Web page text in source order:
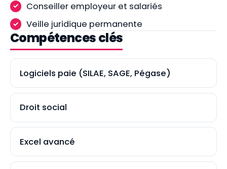
Conseiller employeur et salariés
Veille juridique permanente
Compétences clés
Logiciels paie (SILAE, SAGE, Pégase)
Droit social
Excel avancé